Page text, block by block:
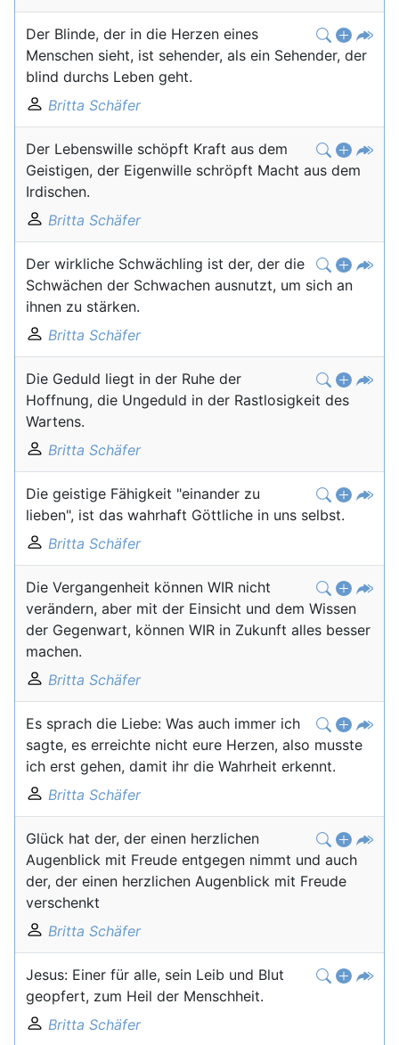
Der Blinde, der in die Herzen eines
Menschen sieht, ist sehender, als ein Sehender, der
blind durchs Leben geht.
Britta Schäfer
Der Lebenswille schöpft Kraft aus dem
Geistigen, der Eigenwille schröpft Macht aus dem
Irdischen.
Britta Schäfer
Der wirkliche Schwächling ist der, der die
Schwächen der Schwachen ausnutzt, um sich an
ihnen zu stärken.
Britta Schäfer
Die Geduld liegt in der Ruhe der
Hoffnung, die Ungeduld in der Rastlosigkeit des
Wartens.
Britta Schäfer
Die geistige Fähigkeit "einander zu
lieben", ist das wahrhaft Göttliche in uns selbst.
Britta Schäfer
Die Vergangenheit können WIR nicht
verändern, aber mit der Einsicht und dem Wissen
der Gegenwart, können WIR in Zukunft alles besser
machen.
Britta Schäfer
Es sprach die Liebe: Was auch immer ich
sagte, es erreichte nicht eure Herzen, also musste
ich erst gehen, damit ihr die Wahrheit erkennt.
Britta Schäfer
Glück hat der, der einen herzlichen
Augenblick mit Freude entgegen nimmt und auch
der, der einen herzlichen Augenblick mit Freude
verschenkt
Britta Schäfer
Jesus: Einer für alle, sein Leib und Blut
geopfert, zum Heil der Menschheit.
Britta Schäfer